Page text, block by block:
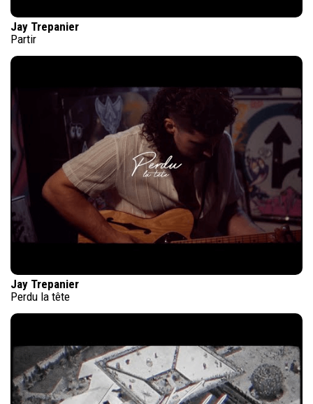
Jay Trepanier
Partir
Jay Trepanier
Perdu la tête